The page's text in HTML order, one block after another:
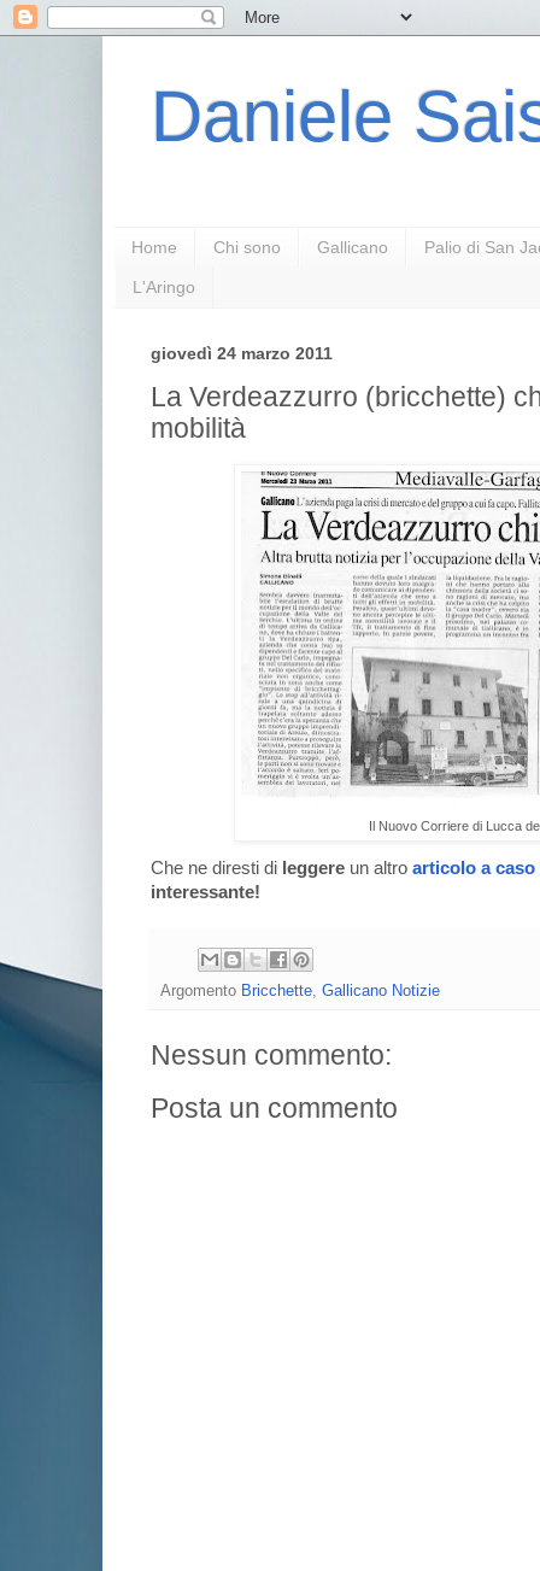
Daniele
Home Chi sono Gallicano Palio di San
L'Aringo
giovedì 24 marzo 2011
La Verdeazzurro (bricchette)
mobilità
Il Nuovo Corriere di Lucca
Che ne diresti di leggere un altro articolo a caso
interessante!
Argomento Bricchette Gallicano Notizie
Nessun commento:
Posta un commento